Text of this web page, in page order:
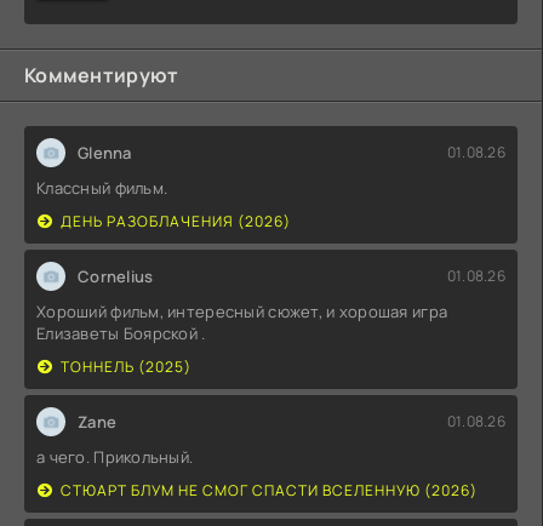
Комментируют
Glenna 01.08.26
Классный фильм.
ДЕНЬ РАЗОБЛАЧЕНИЯ (2026)
Cornelius 01.08.26
Хороший фильм, интересный сюжет, и хорошая игра
Елизаветы Боярской .
ТОННЕЛЬ (2025)
Zane 01.08.26
а чего. Прикольный.
СТЮАРТ БЛУМ НЕ СМОГ СПАСТИ ВСЕЛЕННУЮ (2026)